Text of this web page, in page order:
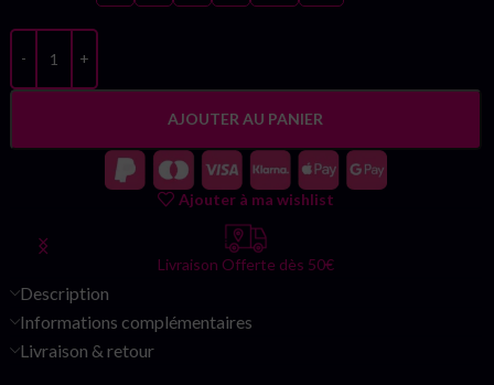
AJOUTER AU PANIER
Ajouter à ma wishlist
Livraison Offerte dès 50€
Description
Informations complémentaires
Livraison & retour